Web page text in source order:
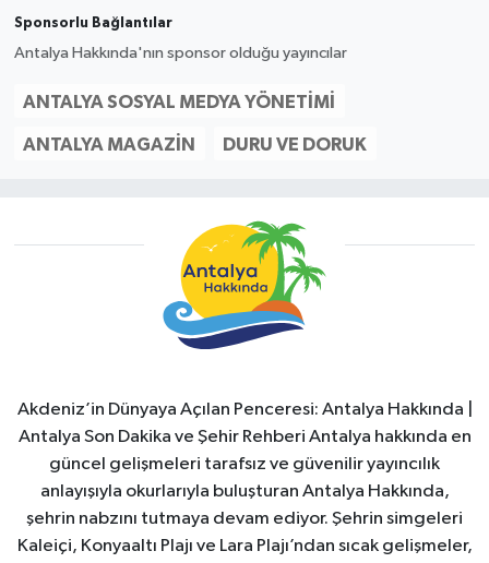
Sponsorlu Bağlantılar
Antalya Hakkında'nın sponsor olduğu yayıncılar
ANTALYA SOSYAL MEDYA YÖNETIMI
ANTALYA MAGAZIN DURU VE DORUK
Akdeniz’in Dünyaya Açılan Penceresi: Antalya Hakkında |
Antalya Son Dakika ve Şehir Rehberi Antalya hakkında en
güncel gelişmeleri tarafsız ve güvenilir yayıncılık
anlayışıyla okurlarıyla buluşturan Antalya Hakkında,
şehrin nabzını tutmaya devam ediyor. Şehrin simgeleri
Kaleiçi, Konyaaltı Plajı ve Lara Plajı’ndan sıcak gelişmeler,